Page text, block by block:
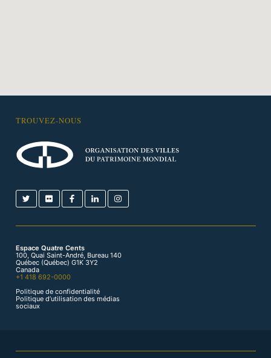
TROUVEZ-NOUS
Espace Quatre Cents
100, Quai Saint-André, Bureau 140
Québec (Québec) G1K 3Y2
Canada
+1 418 692-0000
Politique de confidentialité
Politique d’utilisation des médias
sociaux